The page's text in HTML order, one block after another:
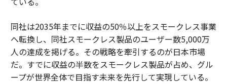
同社は2035年までに収益の50％以上をスモークレス事業
へ転換し、同社スモークレス製品のユーザー数5,000万
人の達成を掲げる。その戦略を牽引するのが日本市場
だ。すでに収益の半数をスモークレス製品が占め、グル
ープが世界全体で目指す未来を先行して実現している。